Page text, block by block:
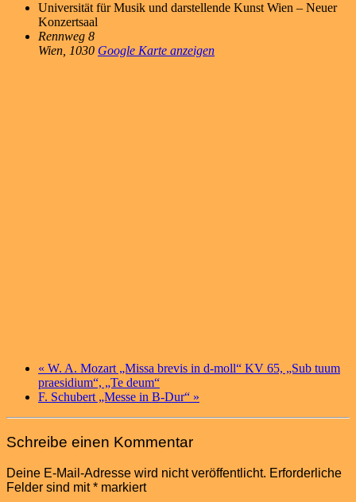
Universität für Musik und darstellende Kunst Wien – Neuer
Konzertsaal
Rennweg 8
Wien 1030 Google Karte anzeigen
« W. A. Mozart „Missa brevis in d-moll“ KV 65, „Sub tuum
praesidium“, „Te deum“
F. Schubert „Messe in B-Dur“ »
Schreibe einen Kommentar
Deine E-Mail-Adresse wird nicht veröffentlicht. Erforderliche
Felder sind mit* markiert